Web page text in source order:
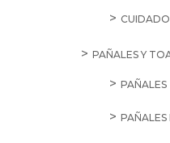
PAÑALES Y
PAÑALES
PAÑALES